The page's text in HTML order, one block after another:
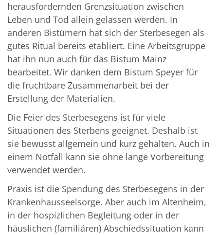
herausfordernden Grenzsituation zwischen
Leben und Tod allein gelassen werden. In
anderen Bistümern hat sich der Sterbesegen als
gutes Ritual bereits etabliert. Eine Arbeitsgruppe
hat ihn nun auch für das Bistum Mainz
bearbeitet. Wir danken dem Bistum Speyer für
die fruchtbare Zusammenarbeit bei der
Erstellung der Materialien.
Die Feier des Sterbesegens ist für viele
Situationen des Sterbens geeignet. Deshalb ist
sie bewusst allgemein und kurz gehalten. Auch in
einem Notfall kann sie ohne lange Vorbereitung
verwendet werden.
Praxis ist die Spendung des Sterbesegens in der
Krankenhausseelsorge. Aber auch im Altenheim,
in der hospizlichen Begleitung oder in der
häuslichen (familiären) Abschiedssituation kann